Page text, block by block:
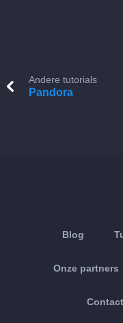
Andere tutorials
Pandora
Blog
Onze partners
Contact